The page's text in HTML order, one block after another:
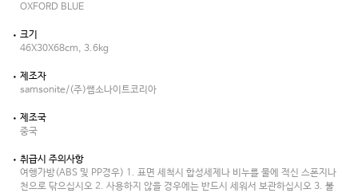
OXFORD BLUE
크기
46X30X68cm, 3.6kg
제조자
samsonite/(주)쌤소나이트코리아
제조국
중국
취급시 주의사항
여행가방(ABS 및 PP경우) 1. 표면 세척시 합성세제나 비누를 물에 적신 스폰지나
천으로 닦으십시오 2. 사용하지 않을 경우에는 반드시 세워서 보관하십시오 3. 불